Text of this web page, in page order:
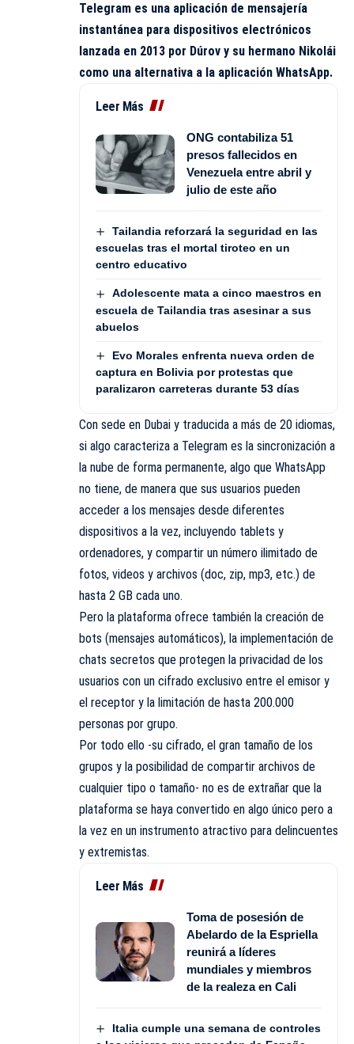
Telegram es una aplicación de mensajería
instantánea para dispositivos electrónicos
lanzada en 2013 por Dúrov y su hermano Nikolái
como una alternativa a la aplicación WhatsApp.
Leer Más
ONG contabiliza 51
presos fallecidos en
Venezuela entre abril y
julio de este año
Tailandia reforzará la seguridad en las
escuelas tras el mortal tiroteo en un
centro educativo
Adolescente mata a cinco maestros en
escuela de Tailandia tras asesinar a sus
abuelos
Evo Morales enfrenta nueva orden de
captura en Bolivia por protestas que
paralizaron carreteras durante 53 días
Con sede en Dubai y traducida a más de 20 idiomas,
si algo caracteriza a Telegram es la sincronización a
la nube de forma permanente, algo que WhatsApp
no tiene, de manera que sus usuarios pueden
acceder a los mensajes desde diferentes
dispositivos a la vez, incluyendo tablets y
ordenadores, y compartir un número ilimitado de
fotos, videos y archivos (doc, zip, mp3, etc.) de
hasta 2 GB cada uno.
Pero la plataforma ofrece también la creación de
bots (mensajes automáticos), la implementación de
chats secretos que protegen la privacidad de los
usuarios con un cifrado exclusivo entre el emisor y
el receptor y la limitación de hasta 200.000
personas por grupo.
Por todo ello -su cifrado, el gran tamaño de los
grupos y la posibilidad de compartir archivos de
cualquier tipo o tamaño- no es de extrañar que la
plataforma se haya convertido en algo único pero a
la vez en un instrumento atractivo para delincuentes
y extremistas.
Leer Más
Toma de posesión de
Abelardo de la Espriella
reunirá a líderes
mundiales y miembros
de la realeza en Cali
Italia cumple una semana de controles